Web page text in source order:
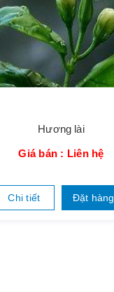
Hương lài
Giá bán : Liên hệ
Chi tiết Đặt hàng